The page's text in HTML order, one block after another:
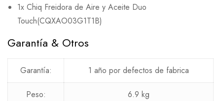
1x Chiq Freidora de Aire y Aceite Duo
Touch(CQXAO03G1T1B)
Garantía & Otros
Garantía: 1 año por defectos de fabrica
Peso: 6.9 kg